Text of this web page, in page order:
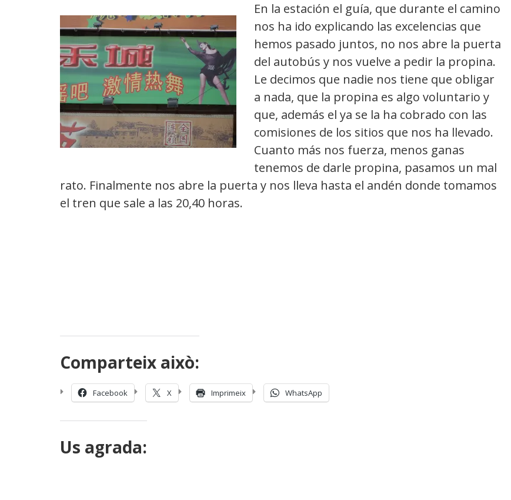
En la estación el guía, que durante el camino
nos ha ido explicando las excelencias que
hemos pasado juntos, no nos abre la puerta
del autobús y nos vuelve a pedir la propina.
Le decimos que nadie nos tiene que obligar
a nada, que la propina es algo voluntario y
que, además el ya se la ha cobrado con las
comisiones de los sitios que nos ha llevado.
Cuanto más nos fuerza, menos ganas
tenemos de darle propina, pasamos un mal
rato. Finalmente nos abre la puerta y nos lleva hasta el andén donde tomamos
el tren que sale a las 20,40 horas.
Comparteix això:
Facebook X Imprimeix WhatsApp
Us agrada: